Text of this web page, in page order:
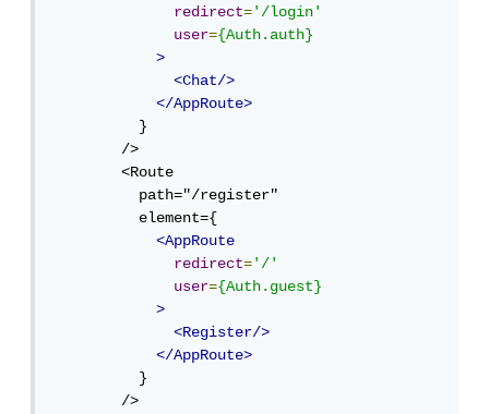
redirect='/login'
user={Auth.auth}
>
<Chat/>
</AppRoute>
          }
        />
        <Route
          path="/register"
          element={
<AppRoute
redirect='/'
user={Auth.guest}
>
<Register/>
</AppRoute>
          }
        />